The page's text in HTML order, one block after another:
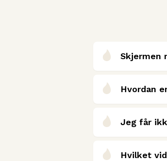
Skjermen
Hvordan
Jeg får
Hvilket